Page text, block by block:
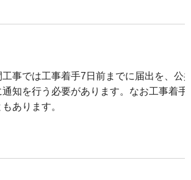
工事では工事着手7日前までに届出を、公
通知を行う必要があります。なお工事着
もあります。